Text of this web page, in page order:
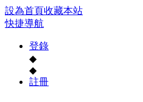
設為首頁收藏本站
快捷導航
登錄
◆
◆
註冊